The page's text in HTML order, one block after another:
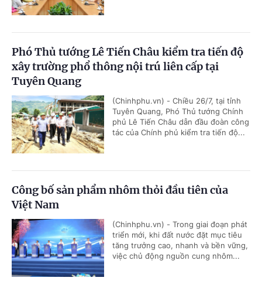
Phó Thủ tướng Lê Tiến Châu kiểm tra tiến độ
xây trường phổ thông nội trú liên cấp tại
Tuyên Quang
(Chinhphu.vn) - Chiều 26/7, tại tỉnh
Tuyên Quang, Phó Thủ tướng Chính
phủ Lê Tiến Châu dẫn đầu đoàn công
tác của Chính phủ kiểm tra tiến độ...
Công bố sản phẩm nhôm thỏi đầu tiên của
Việt Nam
(Chinhphu.vn) - Trong giai đoạn phát
triển mới, khi đất nước đặt mục tiêu
tăng trưởng cao, nhanh và bền vững,
việc chủ động nguồn cung nhôm...